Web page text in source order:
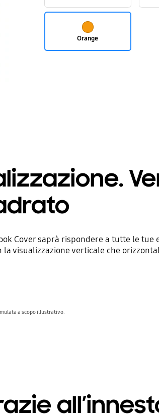
Orange
Cover saprà rispondere a tutte le tue
visualizzazione verticale che
a scopo illustrativo.